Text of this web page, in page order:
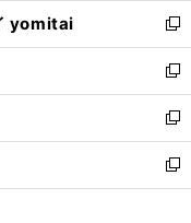
で
開
く
ド
ウ
で
開
く
ィ
ン
ド
ウ
で
開
く
し
い
ウ
ィ
ン
ド
ウ
で
開
yomitai
新
し
い
ウ
ィ
ン
ド
ウ
新
し
い
ウ
ィ
ン
新
し
い
ウ
新
し